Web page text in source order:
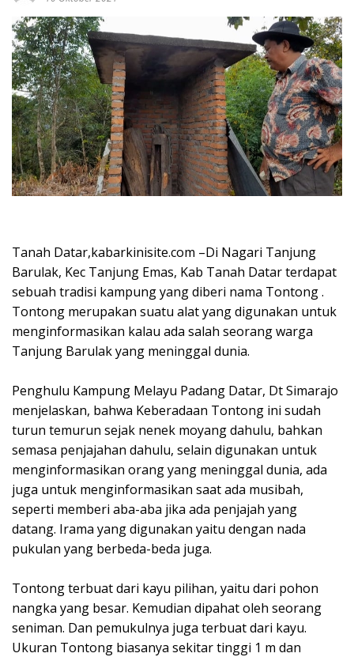
Tanah Datar,kabarkinisite.com –Di Nagari Tanjung
Barulak, Kec Tanjung Emas, Kab Tanah Datar terdapat
sebuah tradisi kampung yang diberi nama Tontong .
Tontong merupakan suatu alat yang digunakan untuk
menginformasikan kalau ada salah seorang warga
Tanjung Barulak yang meninggal dunia.
Penghulu Kampung Melayu Padang Datar, Dt Simarajo
menjelaskan, bahwa Keberadaan Tontong ini sudah
turun temurun sejak nenek moyang dahulu, bahkan
semasa penjajahan dahulu, selain digunakan untuk
menginformasikan orang yang meninggal dunia, ada
juga untuk menginformasikan saat ada musibah,
seperti memberi aba-aba jika ada penjajah yang
datang. Irama yang digunakan yaitu dengan nada
pukulan yang berbeda-beda juga.
Tontong terbuat dari kayu pilihan, yaitu dari pohon
nangka yang besar. Kemudian dipahat oleh seorang
seniman. Dan pemukulnya juga terbuat dari kayu.
Ukuran Tontong biasanya sekitar tinggi 1 m dan